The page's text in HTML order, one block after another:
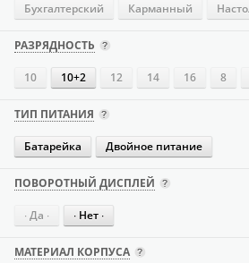
Бухгалтерский Карманный
РАЗРЯДНОСТЬ
10 10+2 12 14 16 8
ТИП ПИТАНИЯ
Батарейка Двойное питание
ПОВОРОТНЫЙ ДИСПЛЕЙ
∙ Да ∙ ∙ Нет ∙
МАТЕРИАЛ КОРПУСА